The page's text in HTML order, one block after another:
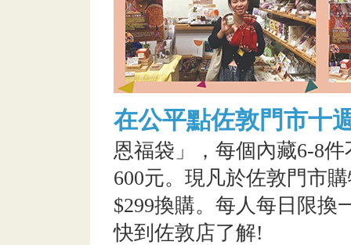
在公平點佐敦門市十
恩福袋」，每個內藏6-8
600元。現凡於佐敦門市
$299換購。每人每日限換
快到佐敦店了解!